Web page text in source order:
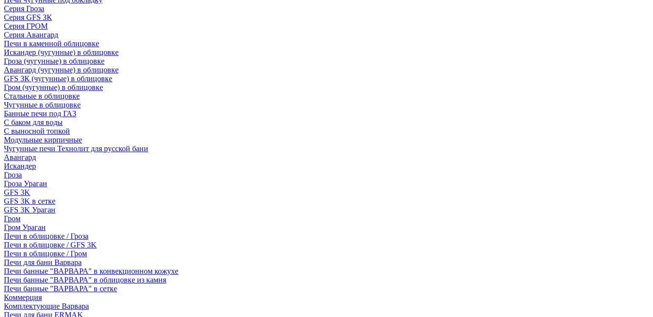
Серия Гроза
Серия GFS ЗК
Серия ГРОМ
Серия Авангард
Печи в каменной облицовке
Искандер (чугунные) в облицовке
Гроза (чугунные) в облицовке
Авангард (чугунные) в облицовке
GFS ЗК (чугунные) в облицовке
Гром (чугунные) в облицовке
Стальные в облицовке
Чугунные в облицовке
Банные печи под ГАЗ
С баком для воды
С выносной топкой
Модульные кирпичные
Чугунные печи Технолит для русской бани
Авангард
Искандер
Гроза
Гроза Ураган
GFS 3K
GFS 3K в сетке
GFS 3K Ураган
Гром
Гром Ураган
Печи в облицовке / Гроза
Печи в облицовке / GFS 3K
Печи в облицовке / Гром
Печи для бани Варвара
Печи банные "ВАРВАРА" в конвекционном кожухе
Печи банные "ВАРВАРА" в облицовке из камня
Печи банные "ВАРВАРА" в сетке
Коммерция
Комплектующие Варвара
Печи для бани ERMAK